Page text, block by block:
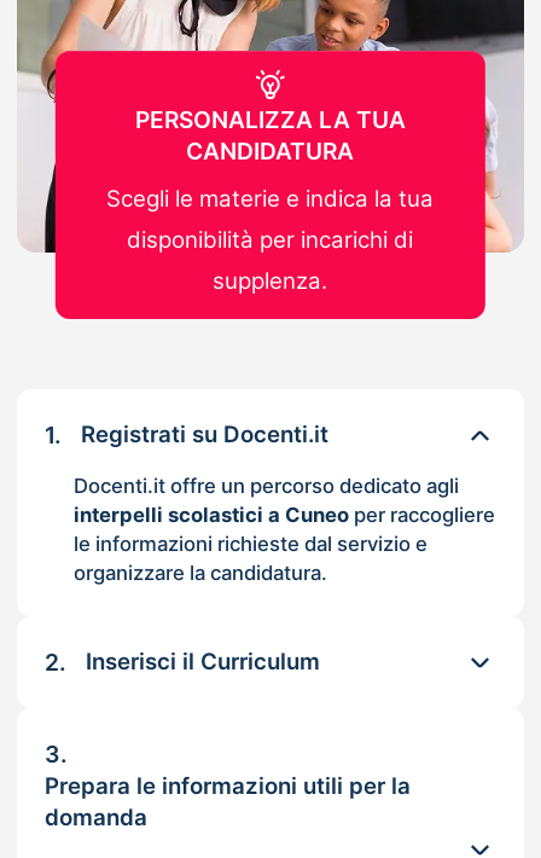
1. Registrati su Docenti.it
Docenti.it offre un percorso dedicato agli
interpelli scolastici a Cuneoper raccogliere
le informazioni richieste dal servizio e
organizzare la candidatura.
2. Inserisci il Curriculum
3.
Prepara le informazioni utili per la
domanda
PERSONALIZZA LA TUA
CANDIDATURA
Scegli le materie e indica la tua
disponibilità per incarichi di
supplenza.